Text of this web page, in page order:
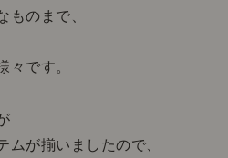
ものまで、
々です。
ムが揃いましたので、